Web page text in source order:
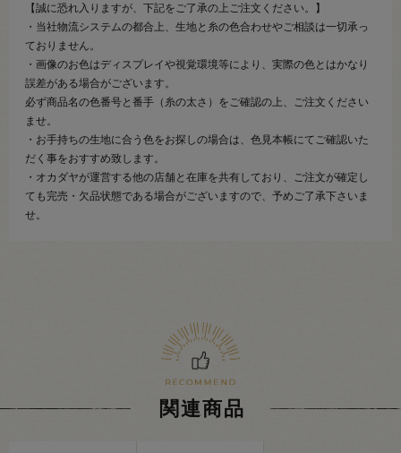
【誠に恐れ入りますが、下記をご了承の上ご注文ください。】
・当社物流システムの都合上、生地と糸の色合わせやご相談は一切承っ
ておりません。
・画像のお色はディスプレイや視覚環境等により、実際の色とはかなり
誤差がある場合がございます。
必ず商品名の色番号と番手（糸の太さ）をご確認の上、ご注文ください
ませ。
・お手持ちの生地に合う色をお探しの場合は、色見本帳にてご確認いた
だく事をおすすめ致します。
・オカダヤが運営する他の店舗と在庫を共有しており、ご注文が確定し
ても完売・欠品状態である場合がございますので、予めご了承下さいま
せ。
関連商品